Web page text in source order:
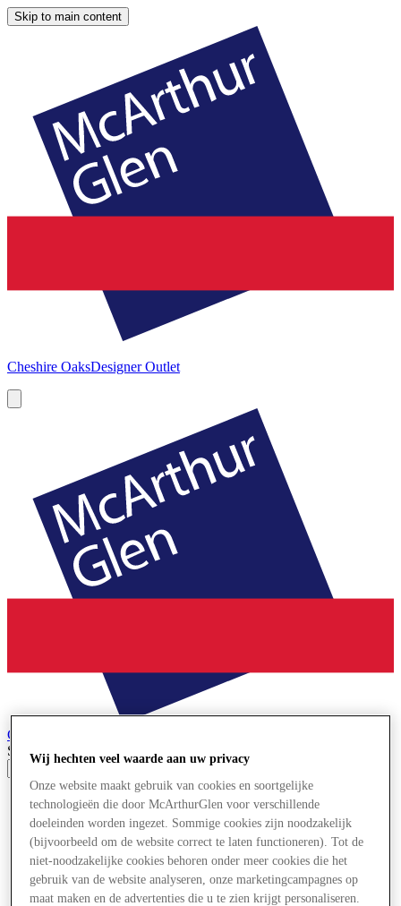
Skip to main content
Cheshire OaksDesigner Outlet
Cheshire Oaks
Search input
Winkels
Aanbiedingen
Plan je bezoek
Wat is er aan
Eet & Drink
Cadeaubonnen
Diensten
Wij hechten veel waarde aan uw privacy
Onze website maakt gebruik van cookies en soortgelijke
technologieën die door McArthurGlen voor verschillende
doeleinden worden ingezet. Sommige cookies zijn noodzakelijk
(bijvoorbeeld om de website correct te laten functioneren). Tot de
niet-noodzakelijke cookies behoren onder meer cookies die het
gebruik van de website analyseren, onze marketingcampagnes op
maat maken en de advertenties die u te zien krijgt personaliseren.